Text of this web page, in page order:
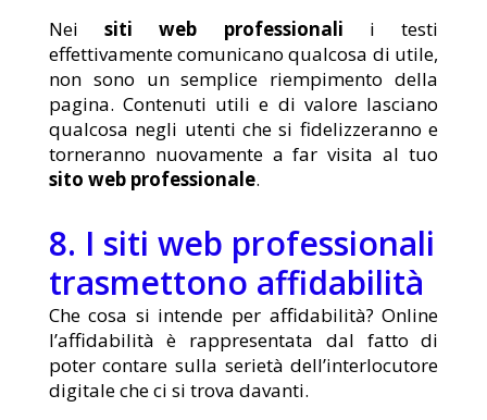
Neisiti web professionali i testi
effettivamente comunicano qualcosa di utile,
non sono un semplice riempimento della
pagina. Contenuti utili e di valore lasciano
qualcosa negli utenti che si fidelizzeranno e
torneranno nuovamente a far visita al tuo
sito web professionale.
8. I siti web professionali
trasmettono affidabilità
Che cosa si intende per affidabilità? Online
l’affidabilità è rappresentata dal fatto di
poter contare sulla serietà dell’interlocutore
digitale che ci si trova davanti.